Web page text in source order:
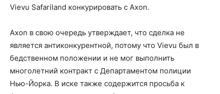
Vievu Safariland конкурировать с Axon.
Axon в свою очередь утверждает, что сделка не
является антиконкурентной, потому что Vievu был в
бедственном положении и не мог выполнить
многолетний контракт с Департаментом полиции
Нью-Йорка. В иске также содержится просьба к